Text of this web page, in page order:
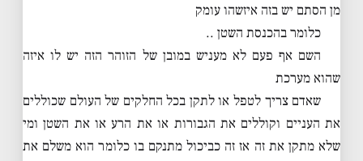
מן הסתם יש בזה איזשהו עומק
כלומר בהכנסת השטן ..
השם אף פעם לא מעניש במובן של הזוהר הזה יש לו איזה
שהוא מערכת
שאדם צריך לטפל או לתקן בכל החלקים של העולם שכוללים
את העניים וקוללים את הגבורות או את הרע או את השטן ומי
שלא מתקן את זה אז זה כביכול מתנקם בו כלומר הוא משלם את